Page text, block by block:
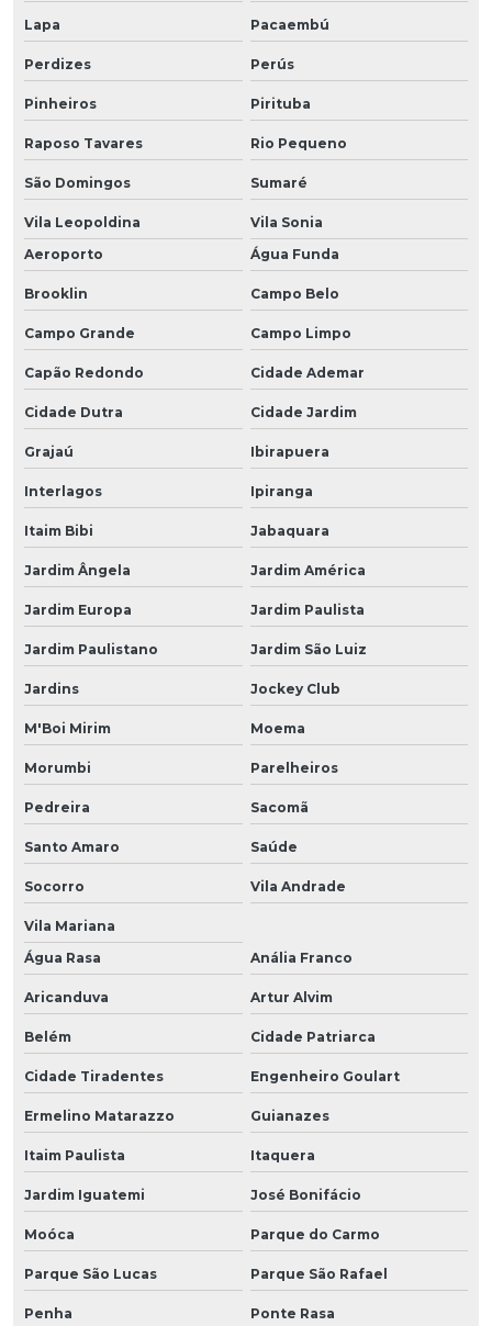
Lapa Pacaembú
Perdizes Perús
Pinheiros Pirituba
Raposo Tavares Rio Pequeno
São Domingos Sumaré
Vila Leopoldina
Vila Sonia
Aeroporto
Água Funda
Brooklin Campo Belo
Campo Grande Campo Limpo
Capão Redondo Cidade Ademar
Cidade Dutra Cidade Jardim
Grajaú Ibirapuera
Interlagos Ipiranga
Itaim Bibi Jabaquara
Jardim Ângela Jardim América
Jardim Europa Jardim Paulista
Jardim Paulistano Jardim São Luiz
Jardins Jockey Club
M'Boi Mirim Moema
Morumbi Parelheiros
Pedreira Sacomã
Santo Amaro Saúde
Socorro Vila Andrade
Vila Mariana
Água Rasa
Anália Franco
Aricanduva Artur Alvim
Belém Cidade Patriarca
Cidade Tiradentes Engenheiro Goulart
Ermelino Matarazzo Guianazes
Itaim Paulista Itaquera
Jardim Iguatemi José Bonifácio
Moóca Parque do Carmo
Parque São Lucas Parque São Rafael
Penha Ponte Rasa